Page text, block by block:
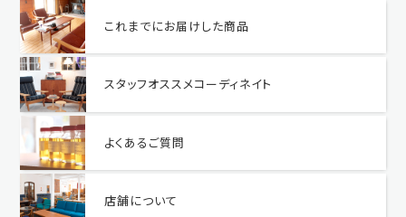
これまでにお届けした商品
スタッフオススメコーディネイト
よくあるご質問
店舗について